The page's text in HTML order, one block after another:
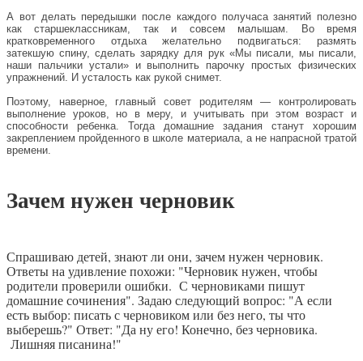
А вот делать передышки после каждого получаса занятий полезно
как старшеклассникам, так и совсем малышам. Во время
кратковременного отдыха желательно подвигаться: размять
затекшую спину, сделать зарядку для рук «Мы писали, мы писали,
наши пальчики устали» и выполнить парочку простых физических
упражнений. И усталость как рукой снимет.
Поэтому, наверное, главный совет родителям — контролировать
выполнение уроков, но в меру, и учитывать при этом возраст и
способности ребенка. Тогда домашние задания станут хорошим
закреплением пройденного в школе материала, а не напрасной тратой
времени.
Зачем нужен черновик
Спрашиваю детей, знают ли они, зачем нужен черновик.
Ответы на удивление похожи: "Черновик нужен, чтобы
родители проверили ошибки. С черновиками пишут
домашние сочинения". Задаю следующий вопрос: "А если
есть выбор: писать с черновиком или без него, ты что
выберешь?" Ответ: "Да ну его! Конечно, без черновика.
Лишняя писанина!"